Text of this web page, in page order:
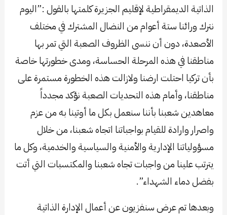
الذاتية الديمقراطية لإقليم الجزيرة كلمتها بالقول :”اليوم
نترك ورائنا ستة أعوام من النضال المشترك في مختلف
الأصعدة، دون أن ننسى الظروف الصعبة التي تمر بها
مناطقنا في هذه المرحلة الحساسة، ومدى خطورتها خاصة
بأن تركيا احتلت ارضنا ولازالت هذه الخطورة مستمرة على
مناطقنا، وأمام هذه التحديات الصعبة نؤكد مجدداً
معاهدين شعبنا بأننا سنعمل بكل ما أوتينا به من عزم
واصرار وارادة للقيام بواجباتنا اتجاه شعبنا، من خلال
مسؤولياتنا الإدارية والأمنية والسياسية والخدمية، وكل ما
يترتب علينا من واجبات تجاه شعبنا والمكتسبات التي أتت
بفضل دماء الشهداء”.
وبعدها تم عرض سنفزيون عن أعمال الإدارة الذاتية